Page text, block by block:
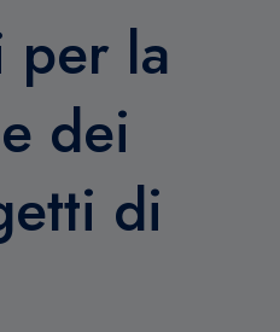
per la
dei
di